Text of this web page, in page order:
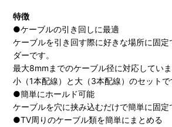
特徴
●ケーブルの引き回しに最適
ケーブルを引き回す際に好きな場所に固
ダーです。
最大8mmまでのケーブル径に対応していま
小（1本配線）と大（3本配線）のセットで
●簡単にホールド可能
ケーブルを穴に挟み込むだけで簡単に固定
●TV周りのケーブル類を簡単にまとめる